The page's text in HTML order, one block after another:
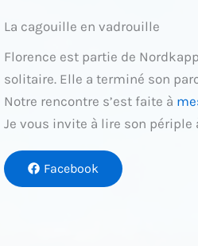
La cagouille en vadrouille
Florence est partie de
solitaire. Elle a terminé son
Notre rencontre s’est faite à
Je vous invite à lire son
Facebook